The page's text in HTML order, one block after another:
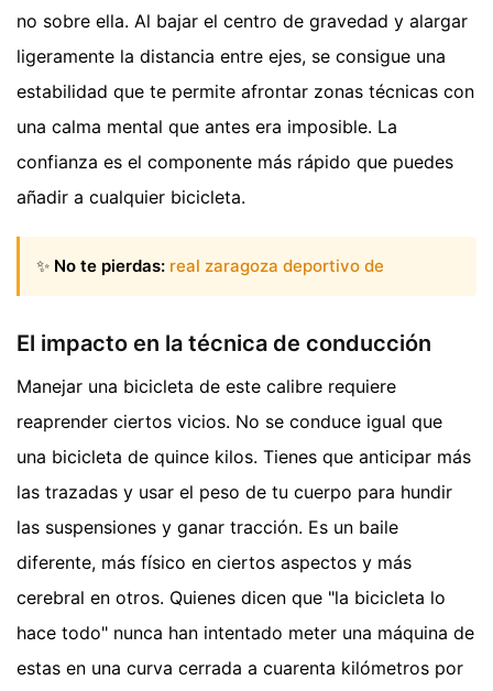
no sobre ella. Al bajar el centro de gravedad y alargar
ligeramente la distancia entre ejes, se consigue una
estabilidad que te permite afrontar zonas técnicas con
una calma mental que antes era imposible. La
confianza es el componente más rápido que puedes
añadir a cualquier bicicleta.
✨ No te pierdas: real zaragoza deportivo de
El impacto en la técnica de conducción
Manejar una bicicleta de este calibre requiere
reaprender ciertos vicios. No se conduce igual que
una bicicleta de quince kilos. Tienes que anticipar más
las trazadas y usar el peso de tu cuerpo para hundir
las suspensiones y ganar tracción. Es un baile
diferente, más físico en ciertos aspectos y más
cerebral en otros. Quienes dicen que "la bicicleta lo
hace todo" nunca han intentado meter una máquina de
estas en una curva cerrada a cuarenta kilómetros por